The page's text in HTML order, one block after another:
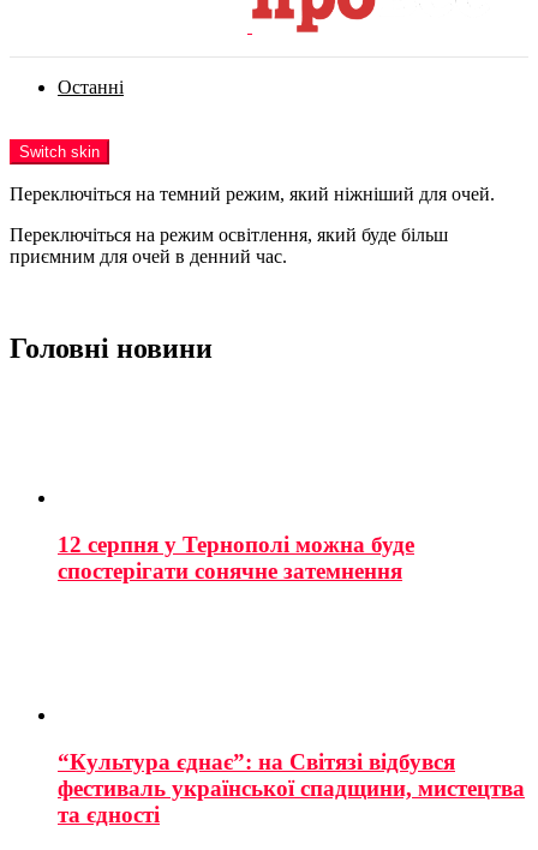
Останні
Switch skin
Переключіться на темний режим, який ніжніший для очей.
Переключіться на режим освітлення, який буде більш
приємним для очей в денний час.
Головні новини
12 серпня у Тернополі можна буде
спостерігати сонячне затемнення
“Культура єднає”: на Світязі відбувся
фестиваль української спадщини, мистецтва
та єдності